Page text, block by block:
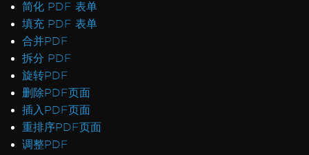
简化 PDF 表单
填充 PDF 表单
合并PDF
拆分 PDF
旋转PDF
删除PDF页面
插入PDF页面
重排序PDF页面
调整PDF